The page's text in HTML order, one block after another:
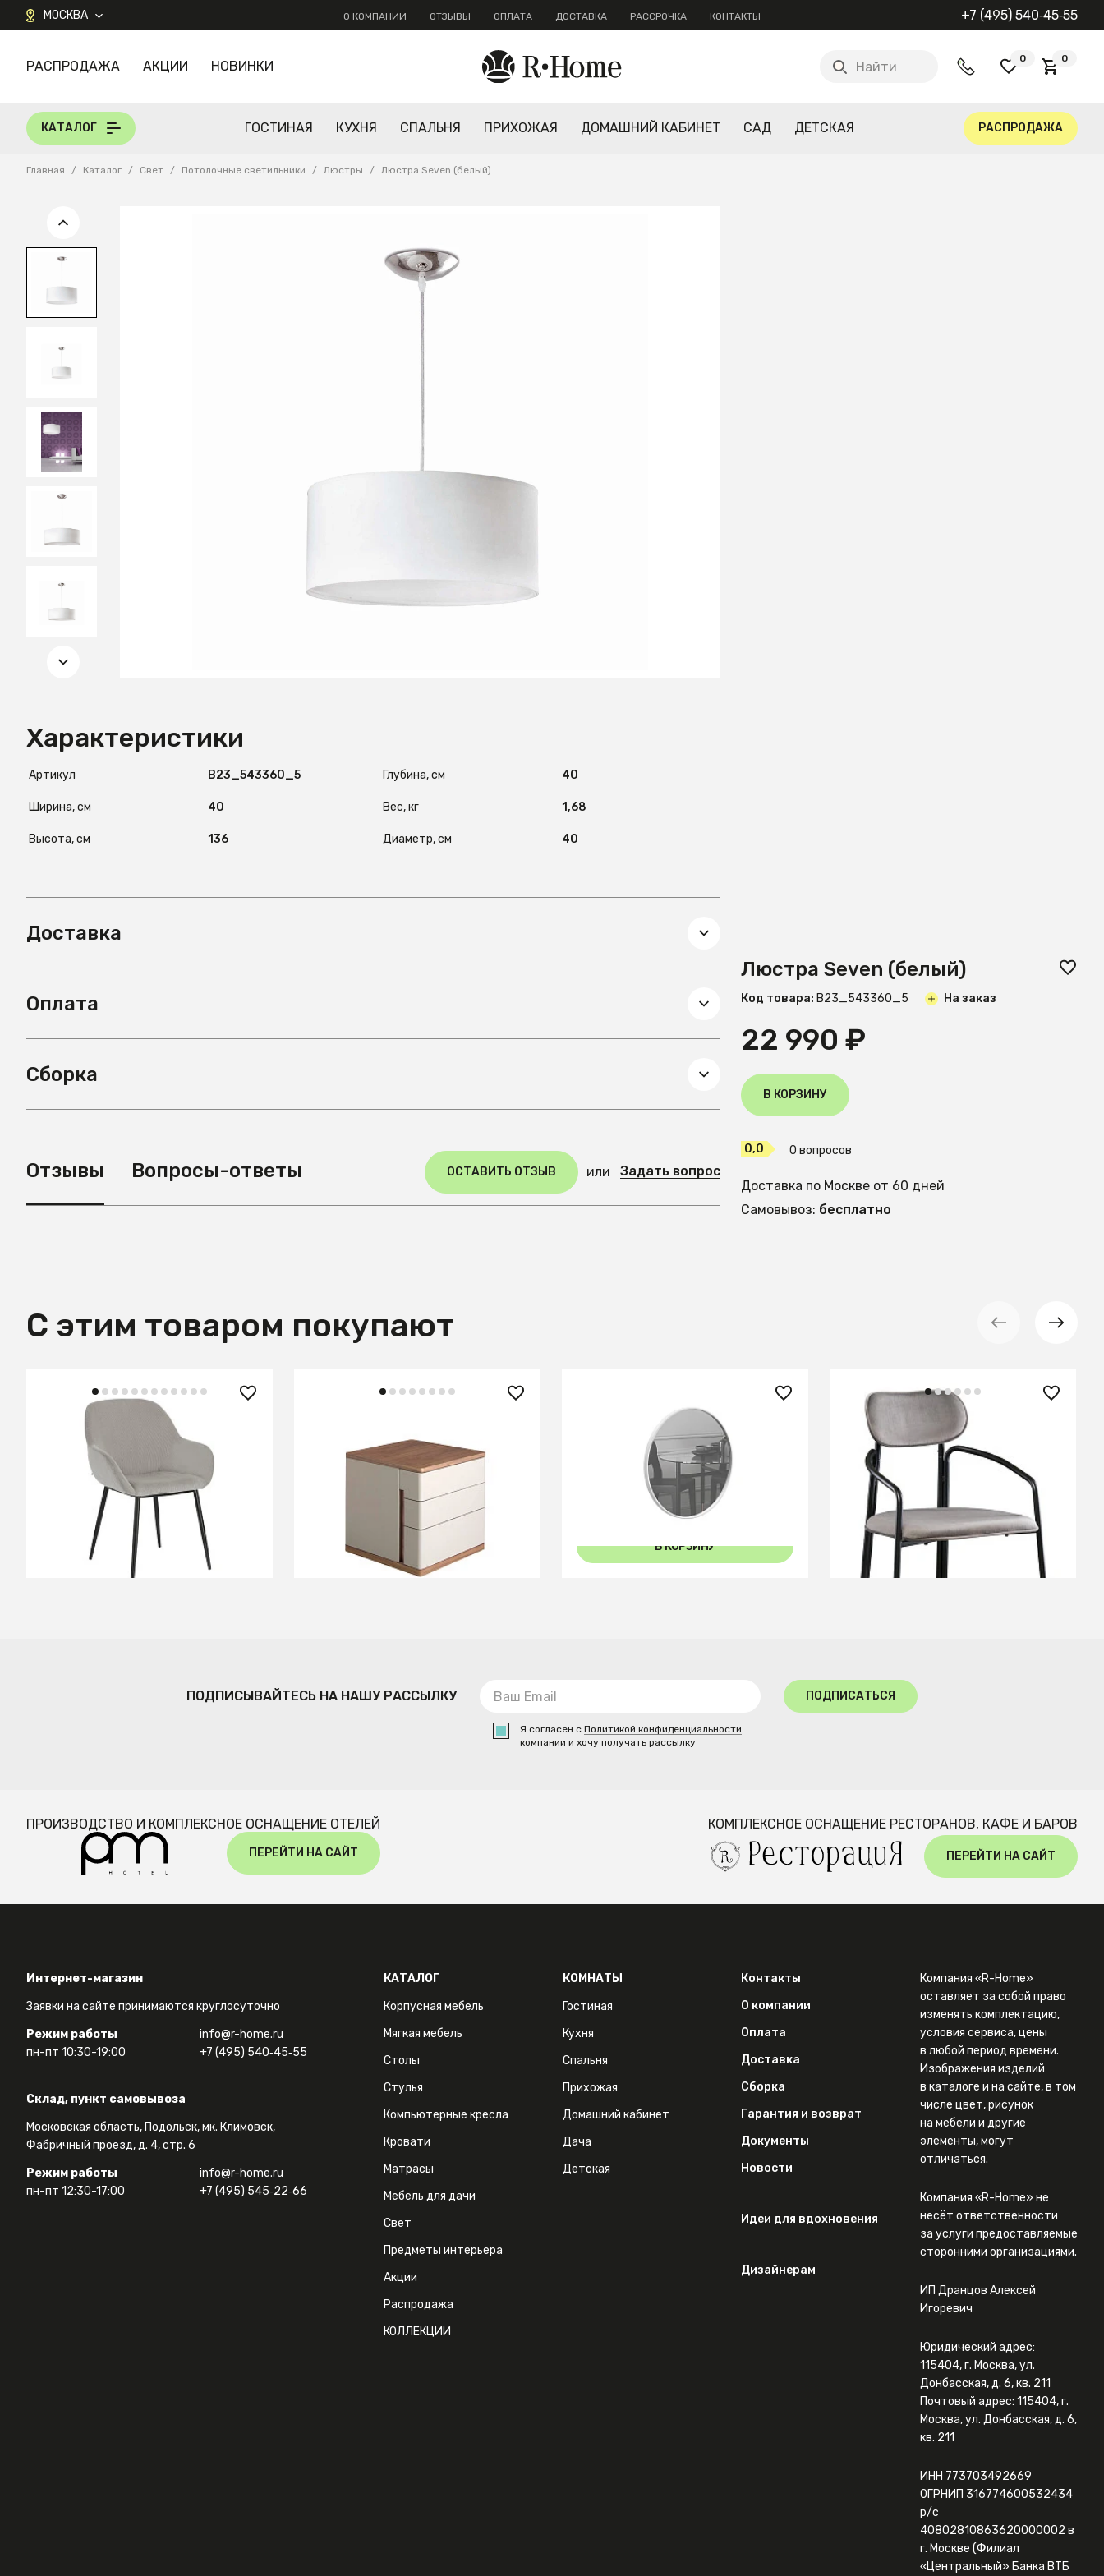
МОСКВА О КОМПАНИИ ОТЗЫВЫ ОПЛАТА ДОСТАВКА РАССРОЧКА КОНТАКТЫ +7 (495) 540‑45‑55
КАТАЛОГ
РАСПРОДАЖА АКЦИИ НОВИНКИ Найти
0 0
КАТАЛОГ ГОСТИНАЯ КУХНЯ СПАЛЬНЯ ПРИХОЖАЯ ДОМАШНИЙ КАБИНЕТ САД ДЕТСКАЯ РАСПРОДАЖА
Главная / Каталог / Свет / Потолочные светильники / Люстры / Люстра Seven (белый)
Характеристики
Артикул B23_543360_5
Ширина, см 40
Высота, см 136
Глубина, см 40
Вес, кг 1,68
Диаметр, см 40
Доставка
Оплата
Сборка
Отзывы Вопросы-ответы ОСТАВИТЬ ОТЗЫВ или Задать вопрос
Люстра Seven (белый)
Код товара: B23_543360_5 На заказ
22 990 ₽
В КОРЗИНУ
0,0 0 вопросов
Доставка по Москве от 60 дней
Самовывоз: бесплатно
С этим товаром покупают
50 990 ₽
Стул Konna светло-серый
вельвет
В КОРЗИНУ
Прикроватная тумбочка
7166/MB2320NS из серого лака и
Зеркало Focus 600
В КОРЗИНУ
14 900 ₽
Стул ror, round, велюр, черный/
серый
В КОРЗИНУ
ПОДПИСЫВАЙТЕСЬ НА НАШУ РАССЫЛКУ
Я согласен с Политикой конфиденциальности
компании и хочу получать рассылку
ПОДПИСАТЬСЯ
ПРОИЗВОДСТВО И КОМПЛЕКСНОЕ ОСНАЩЕНИЕ ОТЕЛЕЙ
ПЕРЕЙТИ НА САЙТ
КОМПЛЕКСНОЕ ОСНАЩЕНИЕ РЕСТОРАНОВ, КАФЕ И БАРОВ
ПЕРЕЙТИ НА САЙТ
Интернет-магазин
Заявки на сайте принимаются круглосуточно
Режим работы
пн-пт 10:30-19:00
info@r-home.ru
+7 (495) 540‑45‑55
Склад, пункт самовывоза
Московская область, Подольск, мк. Климовск,
Фабричный проезд, д. 4, стр. 6
Режим работы
пн-пт 12:30-17:00
info@r-home.ru
+7 (495) 545‑22‑66
КАТАЛОГ
Корпусная мебель
Мягкая мебель
Столы
Стулья
Компьютерные кресла
Кровати
Матрасы
Мебель для дачи
Свет
Предметы интерьера
Акции
Распродажа
КОЛЛЕКЦИИ
КОМНАТЫ
Гостиная
Кухня
Спальня
Прихожая
Домашний кабинет
Дача
Детская
Контакты
О компании
Оплата
Доставка
Сборка
Гарантия и возврат
Документы
Новости
Идеи для вдохновения
Дизайнерам
Компания «R-Home»
оставляет за собой право
изменять комплектацию,
условия сервиса, цены
в любой период времени.
Изображения изделий
в каталоге и на сайте, в том
числе цвет, рисунок
на мебели и другие
элементы, могут
отличаться.
Компания «R-Home» не
несёт ответственности
за услуги предоставляемые
сторонними организациями.
ИП Дранцов Алексей
Игоревич
Юридический адрес:
115404, г. Москва, ул.
Донбасская, д. 6, кв. 211
Почтовый адрес: 115404, г.
Москва, ул. Донбасская, д. 6,
кв. 211
ИНН 773703492669
ОГРНИП 316774600532434
р/с
40802810863620000002 в
г. Москве (Филиал
«Центральный» Банка ВТБ